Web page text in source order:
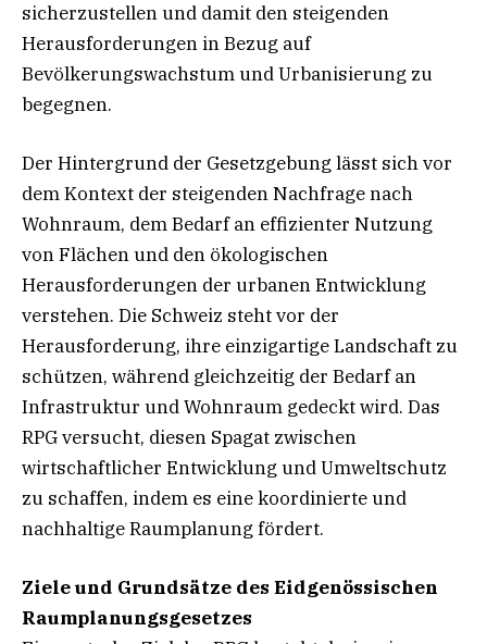
sicherzustellen und damit den steigenden
Herausforderungen in Bezug auf
Bevölkerungswachstum und Urbanisierung zu
begegnen.
Der Hintergrund der Gesetzgebung lässt sich vor
dem Kontext der steigenden Nachfrage nach
Wohnraum, dem Bedarf an effizienter Nutzung
von Flächen und den ökologischen
Herausforderungen der urbanen Entwicklung
verstehen. Die Schweiz steht vor der
Herausforderung, ihre einzigartige Landschaft zu
schützen, während gleichzeitig der Bedarf an
Infrastruktur und Wohnraum gedeckt wird. Das
RPG versucht, diesen Spagat zwischen
wirtschaftlicher Entwicklung und Umweltschutz
zu schaffen, indem es eine koordinierte und
nachhaltige Raumplanung fördert.
Ziele und Grundsätze des Eidgenössischen
Raumplanungsgesetzes